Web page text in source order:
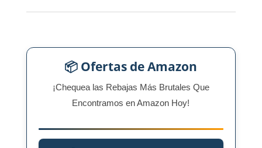
📦 Ofertas de Amazon
¡Chequea las Rebajas Más Brutales Que
Encontramos en Amazon Hoy!